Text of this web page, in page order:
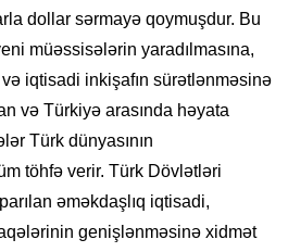
dollar sərmayə qoymuşdur. Bu
müəssisələrin yaradılmasına,
iqtisadi inkişafın sürətlənməsinə
və Türkiyə arasında həyata
Türk dünyasının
töhfə verir. Türk Dövlətləri
əməkdaşlıq iqtisadi,
genişlənməsinə xidmət